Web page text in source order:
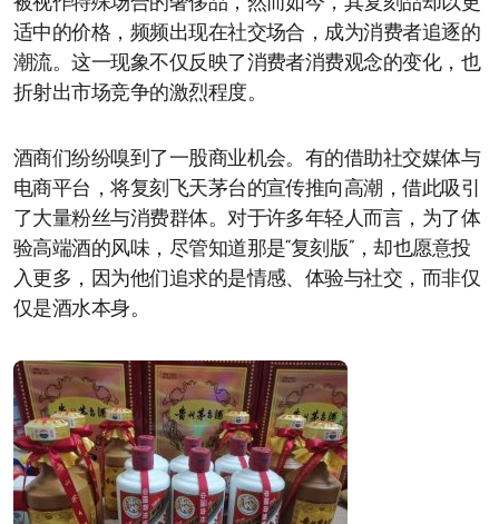
适中的价格，频频出现在社交场合，成为消费者追逐的
潮流。这一现象不仅反映了消费者消费观念的变化，也
折射出市场竞争的激烈程度。
酒商们纷纷嗅到了一股商业机会。有的借助社交媒体与
电商平台，将复刻飞天茅台的宣传推向高潮，借此吸引
了大量粉丝与消费群体。对于许多年轻人而言，为了体
验高端酒的风味，尽管知道那是“复刻版”，却也愿意投
入更多，因为他们追求的是情感、体验与社交，而非仅
仅是酒水本身。